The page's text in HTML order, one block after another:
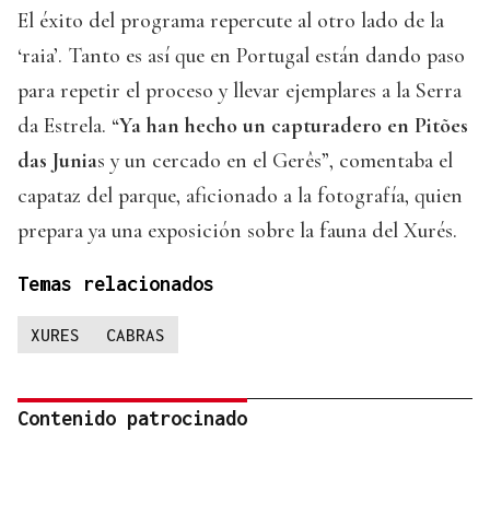
El éxito del programa repercute al otro lado de la
‘raia’. Tanto es así que en Portugal están dando paso
para repetir el proceso y llevar ejemplares a la Serra
da Estrela. “Ya han hecho un capturadero en Pitões
das Junias y un cercado en el Gerês”, comentaba el
capataz del parque, aficionado a la fotografía, quien
prepara ya una exposición sobre la fauna del Xurés.
Temas relacionados
XURES CABRAS
Contenido patrocinado